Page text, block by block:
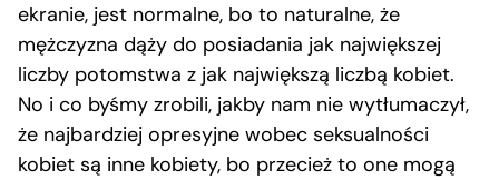
ekranie, jest normalne, bo to naturalne, że
mężczyzna dąży do posiadania jak największej
liczby potomstwa z jak największą liczbą kobiet.
No i co byśmy zrobili, jakby nam nie wytłumaczył,
że najbardziej opresyjne wobec seksualności
kobiet są inne kobiety, bo przecież to one mogą